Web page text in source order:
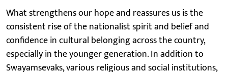
What strengthens our hope and reassures us is the
consistent rise of the nationalist spirit and belief and
confidence in cultural belonging across the country,
especially in the younger generation. In addition to
Swayamsevaks, various religious and social institutions,